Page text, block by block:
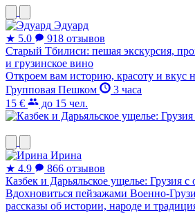
Эдуард
★ 5.0
918 отзывов
Старый Тбилиси: пешая экскурсия,
и грузинское вино
Откроем вам историю, красоту и вкус
Групповая Пешком
3 часа
15 €
до 15 чел.
Ирина
★ 4.9
866 отзывов
Казбек и Дарьяльское ущелье: Грузия с
Вдохновиться пейзажами Военно-
рассказы об истории, народе и